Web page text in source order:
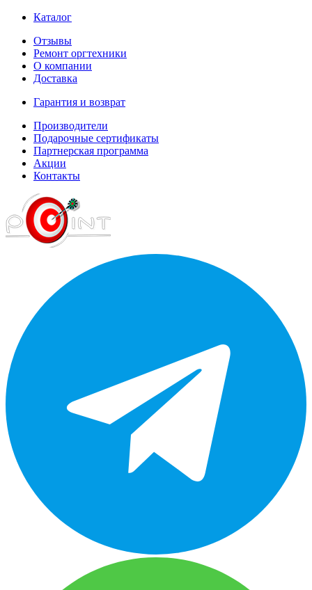
Каталог
Отзывы
Ремонт оргтехники
О компании
Доставка
Гарантия и возврат
Производители
Подарочные сертификаты
Партнерская программа
Акции
Контакты